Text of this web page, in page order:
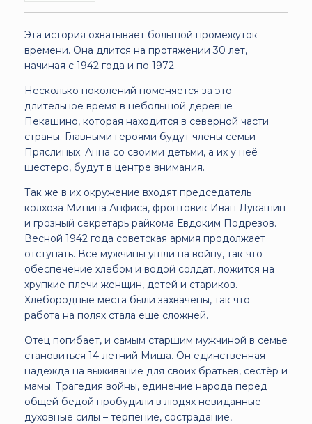
Эта история охватывает большой промежуток
времени. Она длится на протяжении 30 лет,
начиная с 1942 года и по 1972.
Несколько поколений поменяется за это
длительное время в небольшой деревне
Пекашино, которая находится в северной части
страны. Главными героями будут члены семьи
Пряслиных. Анна со своими детьми, а их у неё
шестеро, будут в центре внимания.
Так же в их окружение входят председатель
колхоза Минина Анфиса, фронтовик Иван Лукашин
и грозный секретарь райкома Евдоким Подрезов.
Весной 1942 года советская армия продолжает
отступать. Все мужчины ушли на войну, так что
обеспечение хлебом и водой солдат, ложится на
хрупкие плечи женщин, детей и стариков.
Хлебородные места были захвачены, так что
работа на полях стала еще сложней.
Отец погибает, и самым старшим мужчиной в семье
становиться 14-летний Миша. Он единственная
надежда на выживание для своих братьев, сестёр и
мамы. Трагедия войны, единение народа перед
общей бедой пробудили в людях невиданные
духовные силы – терпение, сострадание,